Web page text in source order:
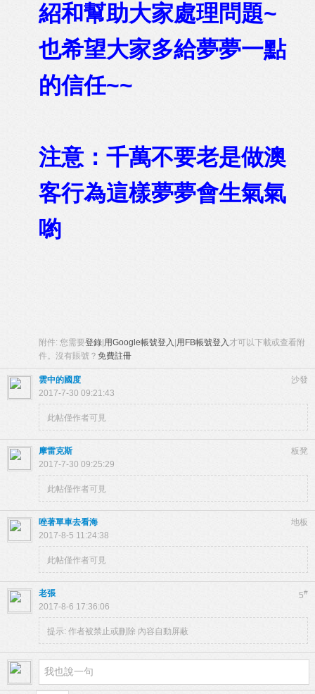
紹和幫助大家處理問題~
也希望大家多給夢夢一點
的信任~~
注意：千萬不要老是做澳
客行為這樣夢夢會生氣氣
喲
附件: 您需要登錄 用Google帳號登入 用FB帳號登入才可以下載或查看附
件。沒有賬號？ 免費註冊
沙發
雲中的國度
2017-7-30 09:21:43
此帖僅作者可見
板凳
摩雷克斯
2017-7-30 09:25:29
此帖僅作者可見
地板
唑著單車去看海
2017-8-5 11:24:38
此帖僅作者可見
5#
老張
2017-8-6 17:36:06
提示: 作者被禁止或刪除 內容自動屏蔽